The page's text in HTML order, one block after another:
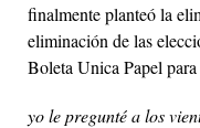
finalmente planteó la
eliminación de las
Boleta Unica Papel
yo le pregunté a los